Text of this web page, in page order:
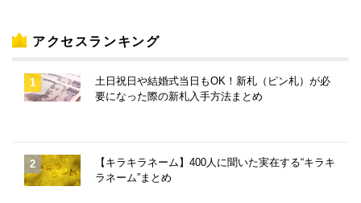
アクセスランキング
土日祝日や結婚式当日もOK！新札（ピン札）が必
要になった際の新札入手方法まとめ
【キラキラネーム】400人に聞いた実在する“キラキ
ラネーム”まとめ